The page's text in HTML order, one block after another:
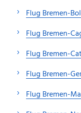
Flug Bremen-
Flug Bremen-
Flug Bremen-
Flug Bremen-
Flug Bremen-